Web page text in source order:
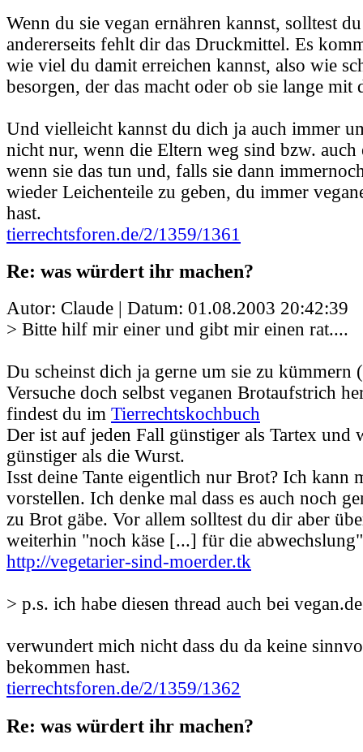
Wenn du sie vegan ernähren kannst, solltest
andererseits fehlt dir das Druckmittel. Es
wie viel du damit erreichen kannst, also wie
besorgen, der das macht oder ob sie lange mit
Und vielleicht kannst du dich ja auch immer
nicht nur, wenn die Eltern weg sind bzw. auch
wenn sie das tun und, falls sie dann
wieder Leichenteile zu geben, du immer
hast.
tierrechtsforen.de/2/1359/1361
Re: was würdert ihr machen?
Autor: Claude | Datum: 01.08.2003 20:42:39
> Bitte hilf mir einer und gibt mir einen rat....
Du scheinst dich ja gerne um sie zu kümmern
Versuche doch selbst veganen Brotaufstrich
findest du im Tierrechtskochbuch
Der ist auf jeden Fall günstiger als Tartex und
günstiger als die Wurst.
Isst deine Tante eigentlich nur Brot? Ich kann
vorstellen. Ich denke mal dass es auch noch
zu Brot gäbe. Vor allem solltest du dir aber
weiterhin "noch käse [...] für die
http://vegetarier-sind-moerder.tk
> p.s. ich habe diesen thread auch bei
verwundert mich nicht dass du da keine
bekommen hast.
tierrechtsforen.de/2/1359/1362
Re: was würdert ihr machen?